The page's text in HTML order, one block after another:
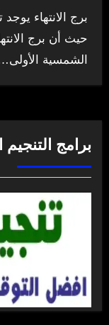
برج الانتهاء يوجد
حيث أن برج
الشمسية
برامج